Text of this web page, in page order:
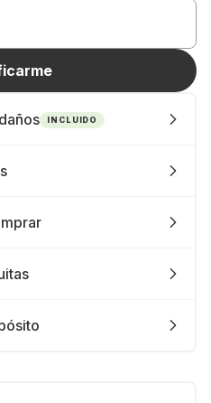
INCLUIDO